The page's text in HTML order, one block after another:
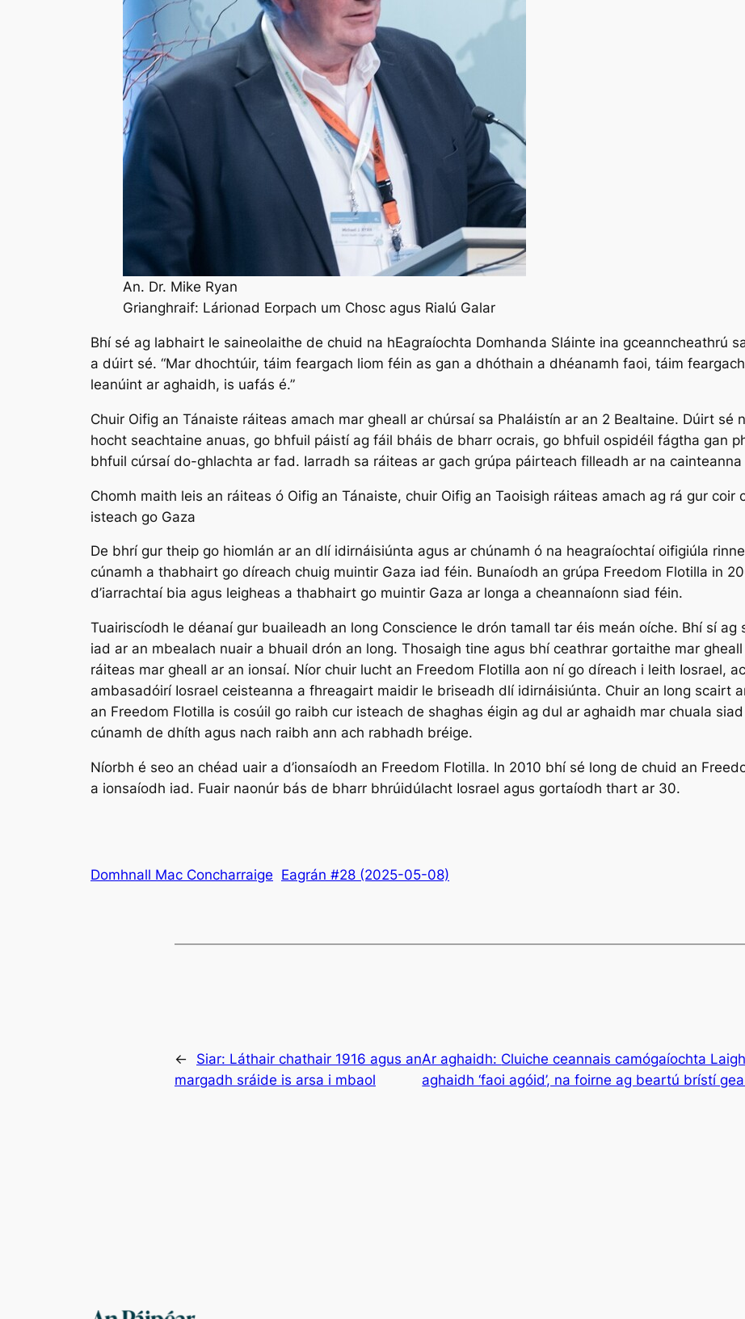
An. Dr. Mike Ryan
Grianghraif: Lárionad Eorpach um Chosc agus Rialú Galar
Bhí sé ag labhairt le saineolaithe de chuid na hEagraíochta Domhanda Sláinte ina gceanncheathrú
a dúirt sé. “Mar dhochtúir, táim feargach liom féin as gan a dhóthain a dhéanamh faoi, táim
leanúint ar aghaidh, is uafás é.”
Chuir Oifig an Tánaiste ráiteas amach mar gheall ar chúrsaí sa Phaláistín ar an 2 Bealtaine. Dúirt sé
hocht seachtaine anuas, go bhfuil páistí ag fáil bháis de bharr ocrais, go bhfuil ospidéil fágtha gan
bhfuil cúrsaí do-ghlachta ar fad. Iarradh sa ráiteas ar gach grúpa páirteach filleadh ar na
Chomh maith leis an ráiteas ó Oifig an Tánaiste, chuir Oifig an Taoisigh ráiteas amach ag rá gur
isteach go Gaza
De bhrí gur theip go hiomlán ar an dlí idirnáisiúnta agus ar chúnamh ó na heagraíochtaí oifigiúla
cúnamh a thabhairt go díreach chuig muintir Gaza iad féin. Bunaíodh an grúpa Freedom Flotilla in
d’iarrachtaí bia agus leigheas a thabhairt go muintir Gaza ar longa a cheannaíonn siad féin.
Tuairiscíodh le déanaí gur buaileadh an long Conscience le drón tamall tar éis meán oíche. Bhí sí
iad ar an mbealach nuair a bhuail drón an long. Thosaigh tine agus bhí ceathrar gortaithe mar
ráiteas mar gheall ar an ionsaí. Níor chuir lucht an Freedom Flotilla aon ní go díreach i leith Iosrael,
ambasadóirí Iosrael ceisteanna a fhreagairt maidir le briseadh dlí idirnáisiúnta. Chuir an long scairt
an Freedom Flotilla is cosúil go raibh cur isteach de shaghas éigin ag dul ar aghaidh mar chuala
cúnamh de dhíth agus nach raibh ann ach rabhadh bréige.
Níorbh é seo an chéad uair a d’ionsaíodh an Freedom Flotilla. In 2010 bhí sé long de chuid an
a ionsaíodh iad. Fuair naonúr bás de bharr bhrúidúlacht Iosrael agus gortaíodh thart ar 30.
Domhnall Mac Concharraige Eagrán #28 (2025-05-08)
← Siar: Láthair chathair 1916 agus an
margadh sráide is arsa i mbaol
Ar aghaidh: Cluiche ceannais camógaíochta
aghaidh ‘faoi agóid’, na foirne ag beartú brístí